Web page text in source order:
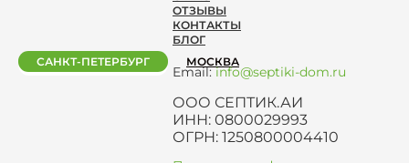
ОТЗЫВЫ
КОНТАКТЫ
БЛОГ
Email:info@septiki-dom.ru
ООО СЕПТИК.АИ
ИНН: 0800029993
ОГРН: 1250800004410
САНКТ-ПЕТЕРБУРГ МОСКВА